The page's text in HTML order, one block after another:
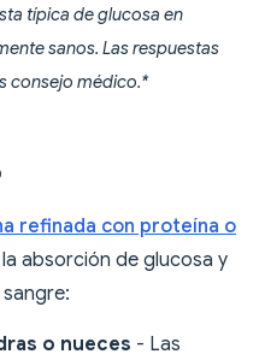
típica de glucosa en
sanos. Las respuestas
consejo médico.*
refinada con proteína o
absorción de glucosa y
o nueces - Las